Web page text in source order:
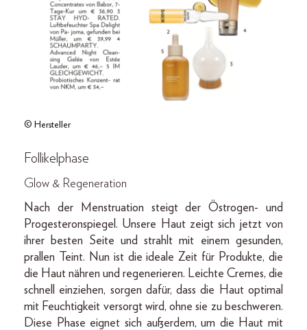
© Hersteller
Follikelphase
Glow & Regeneration
Nach der Menstruation steigt der Östrogen- und
Progesteronspiegel. Unsere Haut zeigt sich jetzt von
ihrer besten Seite und strahlt mit einem gesunden,
prallen Teint. Nun ist die ideale Zeit für Produkte, die
die Haut nähren und regenerieren. Leichte Cremes, die
schnell einziehen, sorgen dafür, dass die Haut optimal
mit Feuchtigkeit versorgt wird, ohne sie zu beschweren.
Diese Phase eignet sich außerdem, um die Haut mit